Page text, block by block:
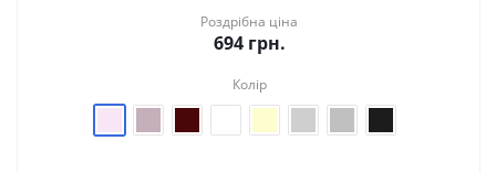
Роздрібна ціна
694грн.
Колір